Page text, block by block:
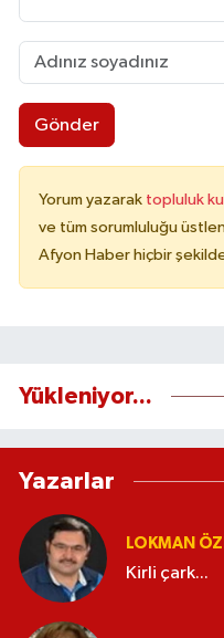
Gönder
Yorum yazarak topluluk
ve tüm sorumluluğu
Afyon Haber hiçbir
Yükleniyor...
Yazarlar
LOKMAN
Kirli çark...